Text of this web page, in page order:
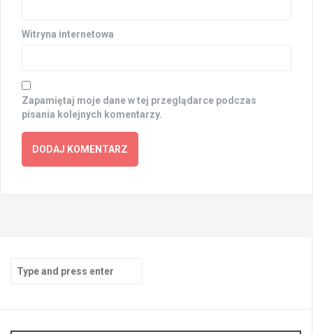
Witryna internetowa
Zapamiętaj moje dane w tej przeglądarce podczas
pisania kolejnych komentarzy.
for: